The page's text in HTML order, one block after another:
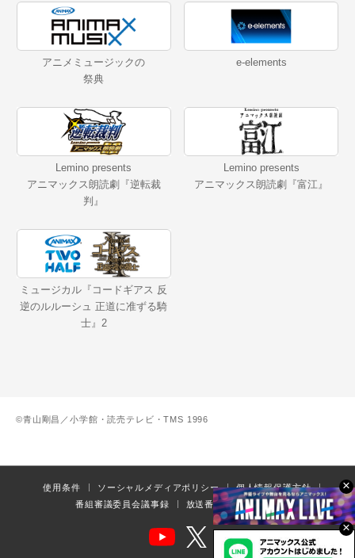
×
×
アニメミュージックの
祭典
e-elements
Lemino presents
アニマックス朗読劇『逆転裁
判』
Lemino presents
アニマックス朗読劇『富江』
ミュージカル『コードギアス 反
逆のルルーシュ 正道に准ずる騎
士』2
©青山剛昌／小学館・読売テレビ・TMS 1996
使用条件 ソーシャルメディアポリシー
個人情報保護方針
番組審議委員会議事録
放送番組の編集の基準